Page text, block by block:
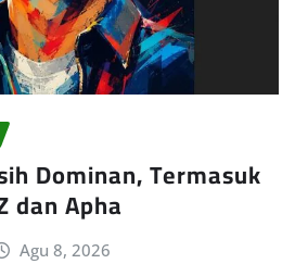
Dominan, Termasuk
dan Apha
Agu 8, 2026